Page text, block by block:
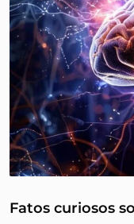
Fatos curiosos